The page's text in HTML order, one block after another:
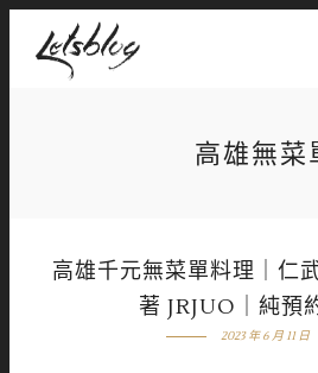
高雄無菜
高雄千元無菜單料理｜仁
著 JRJUO｜純預
2023 年 6 月 11 日